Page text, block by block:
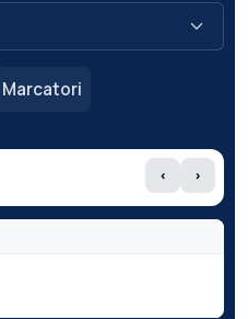
Marcatori
‹ ›